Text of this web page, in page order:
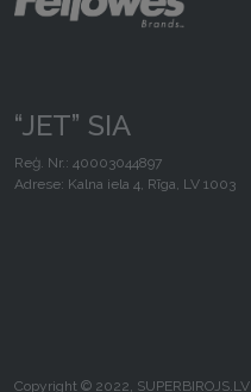
“JET” SIA
Reģ. Nr.: 40003044897
Adrese: Kalna iela 4, Rīga, LV 1003
Copyright © 2022, SUPERBIROJS.LV